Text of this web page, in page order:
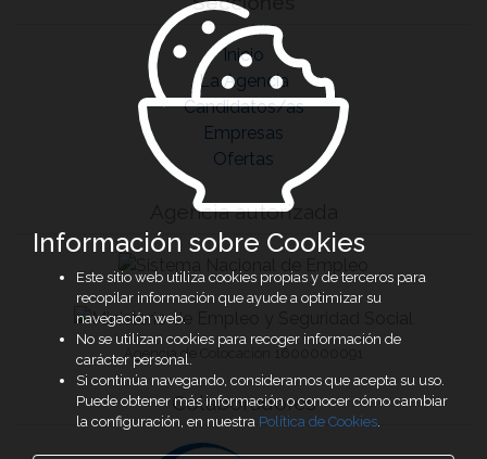
Inicio
La Agencia
Candidatos/as
Empresas
Ofertas
Agencia autorizada
Agencia de Colocación 1600000091
Colaboradores
Información sobre Cookies
Este sitio web utiliza cookies propias y de terceros para
recopilar información que ayude a optimizar su
navegación web.
No se utilizan cookies para recoger información de
carácter personal.
Si continúa navegando, consideramos que acepta su uso.
Puede obtener más información o conocer cómo cambiar
la configuración, en nuestra Política de Cookies.